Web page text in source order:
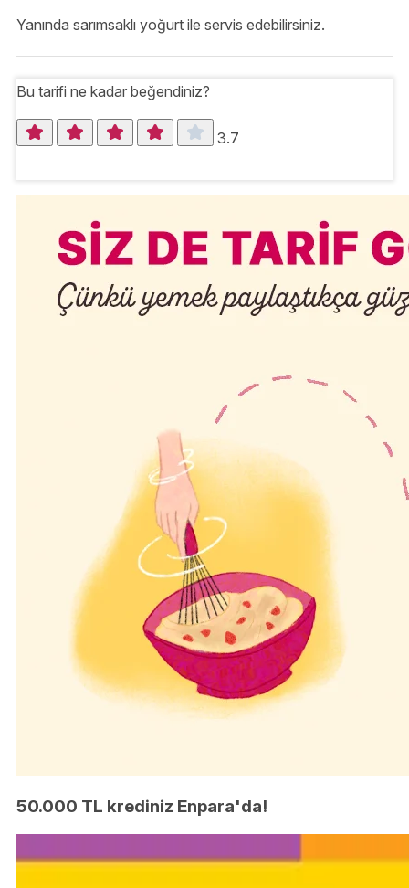
Yanında sarımsaklı yoğurt ile servis edebilirsiniz.
Bu tarifi ne kadar beğendiniz?
3.7
50.000 TL krediniz Enpara'da!